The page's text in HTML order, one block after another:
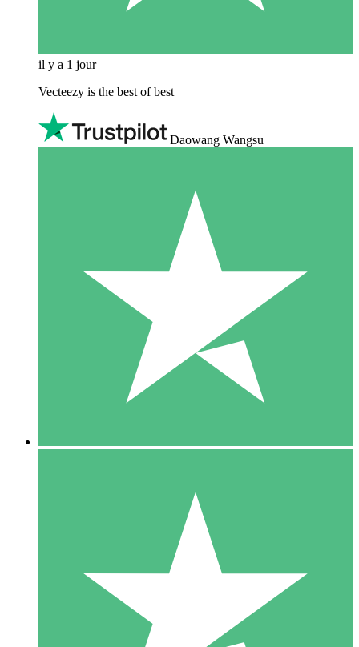
il y a 1 jour
Vecteezy is the best of best
Daowang Wangsu